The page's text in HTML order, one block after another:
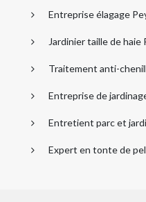
Entreprise élagage
Jardinier taille de haie
Traitement anti-
Entreprise de
Entretient parc et
Expert en tonte de